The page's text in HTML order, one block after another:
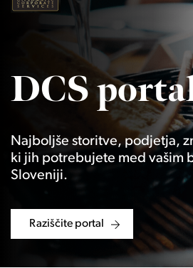
DCS
Najboljše storitve, podjetja,
ki jih potrebujete med vašim
Sloveniji.
Raziščite portal